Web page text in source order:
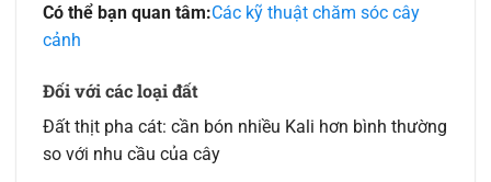
Có thể bạn quan tâm:Các kỹ thuật chăm sóc cây
cảnh
Đối với các loại đất
Đất thịt pha cát: cần bón nhiều Kali hơn bình thường
so với nhu cầu của cây